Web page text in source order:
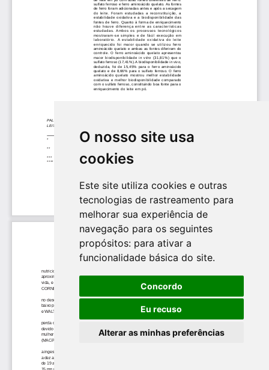
O nosso site usa
cookies
Este site utiliza cookies e outras
tecnologias de rastreamento para
melhorar sua experiência de
navegação para os seguintes
propósitos: para ativar a
funcionalidade básica do site.
Concordo
Eu recuso
Alterar as minhas preferências